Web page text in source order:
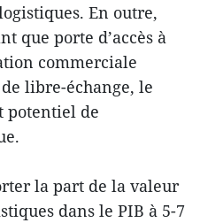
En outre,
que porte d’accès à
commerciale
libre-échange, le
potentiel de
la part de la valeur
dans le PIB à 5-7